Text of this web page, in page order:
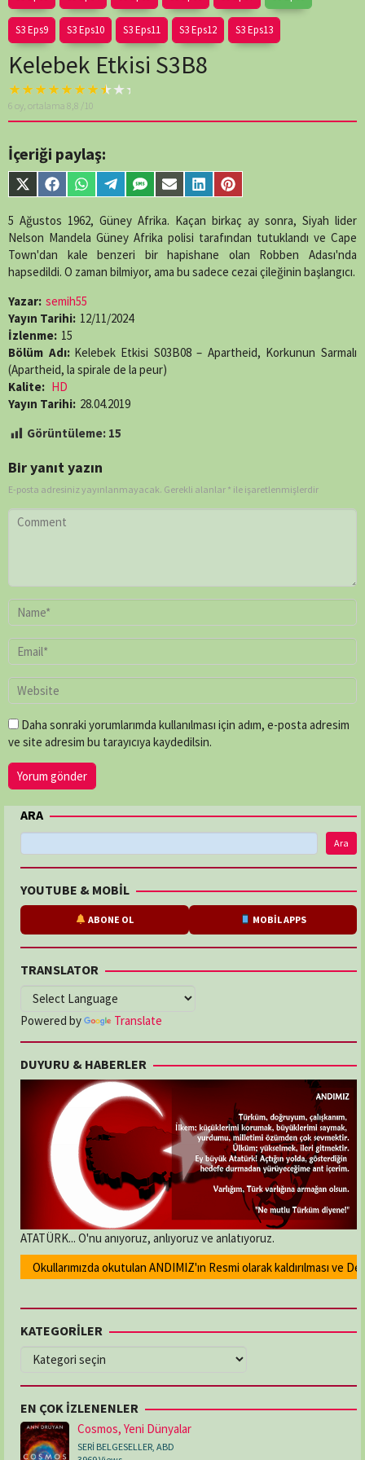
S3 Eps9 S3 Eps10 S3 Eps11 S3 Eps12 S3 Eps13
Kelebek Etkisi S3B8
Warning: A non-
numeric value
/home/belges/public_html/belgeselsemo/wp-
content/themes/muvipro/template-
parts/content-
single-
line89
6 oy, ortalama 8,8 /10
İçeriği paylaş:
Share
on
X
(Twitter)
Share
on
Facebook
Share
on
WhatsApp
Share
on
Telegram
Share
on
SMS
Share
on
Email
Share
on
LinkedIn
Share
on
Pinterest
5 Ağustos 1962, Güney Afrika. Kaçan birkaç ay sonra, Siyah lider
Nelson Mandela Güney Afrika polisi tarafından tutuklandı ve Cape
Town'dan kale benzeri bir hapishane olan Robben Adası'nda
hapsedildi. O zaman bilmiyor, ama bu sadece cezai çileğinin başlangıcı.
Yazar: semih55
Yayın Tarihi: 12/11/2024
İzlenme: 15
Bölüm Adı: Kelebek Etkisi S03B08 – Apartheid, Korkunun Sarmalı
(Apartheid, la spirale de la peur)
Kalite: HD
Yayın Tarihi: 28.04.2019
Görüntüleme: 15
Bir yanıt yazın
E-posta adresiniz yayınlanmayacak. Gerekli alanlar * ile işaretlenmişlerdir
Daha sonraki yorumlarımda kullanılması için adım, e-posta adresim
ve site adresim bu tarayıcıya kaydedilsin.
ARA
Ara
YOUTUBE & MOBİL
ABONE OL MOBİL APPS
TRANSLATOR
Powered by Translate
DUYURU & HABERLER
ATATÜRK... O'nu anıyoruz, anlıyoruz ve anlatıyoruz.
Okullarımızda okutulan ANDIMIZ'ın Resmi olarak kaldırılması ve
KATEGORİLER
KATEGORİLER
EN ÇOK İZLENENLER
Cosmos, Yeni Dünyalar
SERİ BELGESELLER, ABD